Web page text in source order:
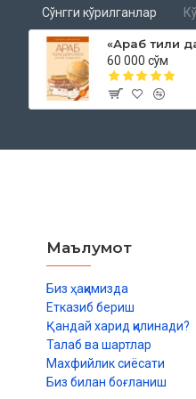
Сўнгги кўрилганлар
60 000 сўм
Маълумот
Биз ҳақимизда
Етказиб бериш
Қандай харид қилинади?
Талаб ва шартлар
Махфийлик сиёсати
Биз билан боғланиш